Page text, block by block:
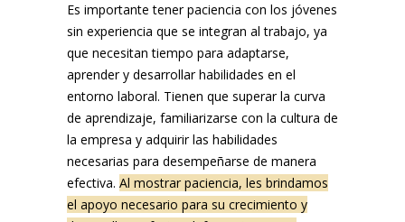
Es importante tener paciencia con los jóvenes
sin experiencia que se integran al trabajo, ya
que necesitan tiempo para adaptarse,
aprender y desarrollar habilidades en el
entorno laboral. Tienen que superar la curva
de aprendizaje, familiarizarse con la cultura de
la empresa y adquirir las habilidades
necesarias para desempeñarse de manera
efectiva. Al mostrar paciencia, les brindamos
el apoyo necesario para su crecimiento y